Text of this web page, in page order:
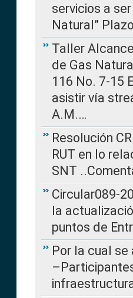
servicios a
Natural”
Taller
de Gas
116 No. 7-15
asistir vía
A.M.…
Resolución
RUT en lo
SNT
Circular089-
la
puntos de
Por la cual se